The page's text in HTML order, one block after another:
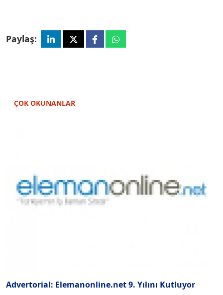
Paylaş:
ÇOK OKUNANLAR
Advertorial: Elemanonline.net 9. Yılını Kutluyor